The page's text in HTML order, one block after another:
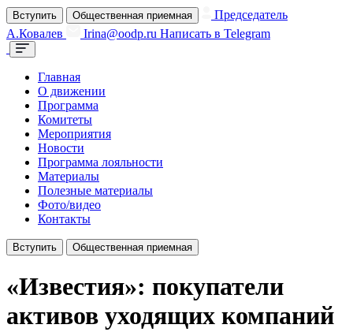
Вступить Общественная приемная
Председатель
А.Ковалев
Irina@oodp.ru Написать в Telegram
Главная
О движении
Программа
Комитеты
Мероприятия
Новости
Программа лояльности
Материалы
Полезные материалы
Фото/видео
Контакты
Вступить Общественная приемная
«Известия»: покупатели
активов уходящих компаний